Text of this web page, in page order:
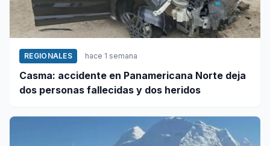
REGIONALES hace 1 semana
Casma: accidente en Panamericana Norte deja
dos personas fallecidas y dos heridos